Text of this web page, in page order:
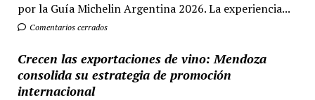
por la Guía Michelin Argentina 2026. La experiencia...
Comentarios cerrados
Crecen las exportaciones de vino: Mendoza
consolida su estrategia de promoción
internacional